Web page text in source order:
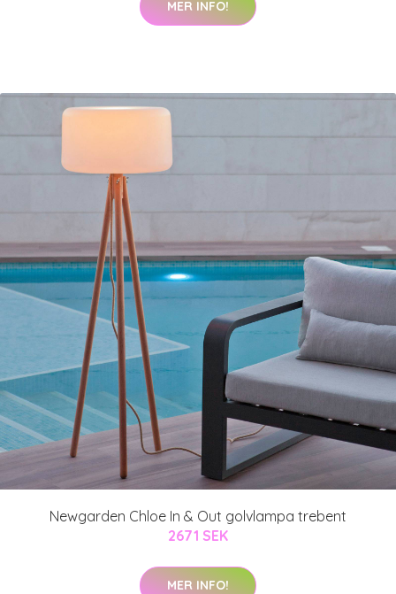
MER INFO!
Newgarden Chloe In & Out golvlampa trebent
2671 SEK
MER INFO!